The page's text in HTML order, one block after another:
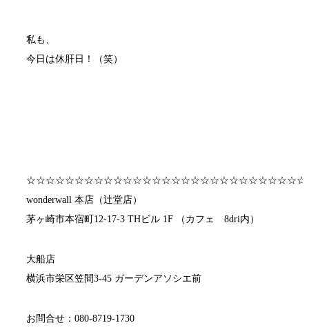
私も、
今日は休肝日！（笑）
wonderwall 本店（辻堂店）
茅ヶ崎市本宿町12-17-3 THビル 1F （カフェ 8dri内）
大船店
横浜市栄区笠間3-45 ガーデンアソシエ前
お問合せ：080-8719-1730